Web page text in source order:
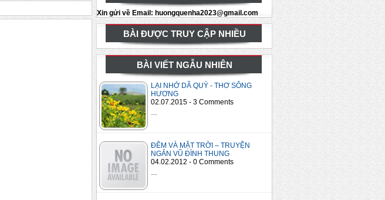
Xin gửi về Email: huongquenha2023@gmail.com
BÀI ĐƯỢC TRUY CẬP NHIỀU
BÀI VIẾT NGẪU NHIÊN
LẠI NHỚ DÃ QUỲ - THƠ SÔNG
HƯƠNG
02.07.2015 - 3 Comments
ĐÊM VÀ MẶT TRỜI – TRUYỆN
NGẮN VŨ ĐÌNH THUNG
04.02.2012 - 0 Comments